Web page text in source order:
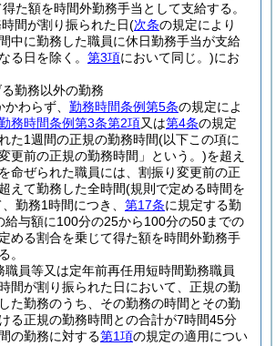
た額を時間外勤務手当として支給する。
間が割り振られた日(次条の規定により
中に勤務した職員に休日勤務手当が支給
る日を除く。 第3項において同じ。)にお
勤務以外の勤務
わらず、 勤務時間条例第5条の規定によ
務時間条例第3条第2項又は第4条の規定
た1週間の正規の勤務時間(以下この項に
更前の正規の勤務時間」という。)を超え
命ぜられた職員には、割振り変更前の正
えて勤務した全時間(規則で定める時間を
勤務1時間につき、 第17条に規定する勤
給与額に100分の25から100分の50までの
める割合を乗じて得た額を時間外勤務手
。
職員等又は定年前再任用短時間勤務職員
間が割り振られた日において、正規の勤
た勤務のうち、その勤務の時間とその勤
る正規の勤務時間との合計が7時間45分
の勤務に対する第1項の規定の適用につい